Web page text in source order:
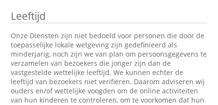
Leeftijd
Onze Diensten zijn niet bedoeld voor personen die door de
toepasselijke lokale wetgeving zijn gedefinieerd als
minderjarig, noch zijn we van plan om persoonsgegevens te
verzamelen van bezoekers die jonger zijn dan de
vastgestelde wettelijke leeftijd. We kunnen echter de
leeftijd van bezoekers niet verifiëren. Daarom adviseren wij
ouders en/of wettelijke voogden om de online activiteiten
van hun kinderen te controleren, om te voorkomen dat hun